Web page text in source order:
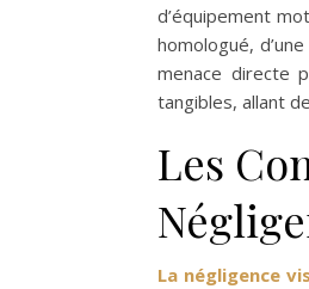
d’équipement
homologué,
menace directe
tangibles, allant
Les
La négligence